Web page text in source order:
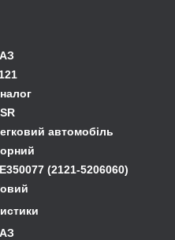
автомобіль
(2121-5206060)